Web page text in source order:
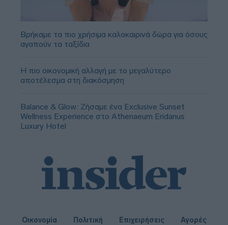
Βρήκαμε τα πιο χρήσιμα καλοκαιρινά δώρα για όσους
αγαπούν τα ταξίδια
Η πιο οικονομική αλλαγή με το μεγαλύτερο
αποτέλεσμα στη διακόσμηση
Balance & Glow: Ζήσαμε ένα Exclusive Sunset
Wellness Experience στο Athenaeum Eridanus
Luxury Hotel
Οικονομία Πολιτική Επιχειρήσεις Αγορές